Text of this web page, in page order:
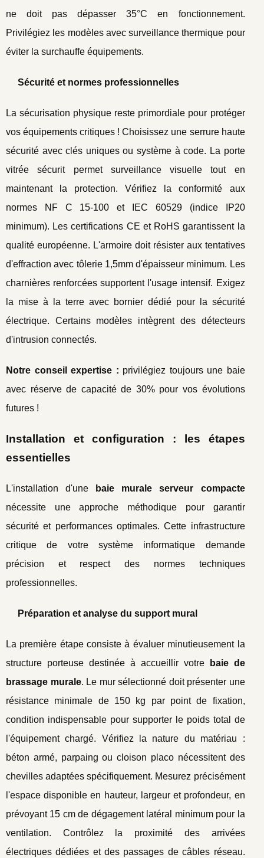
ne doit pas dépasser 35°C en fonctionnement.
Privilégiez les modèles avec surveillance thermique pour
éviter la surchauffe équipements.
Sécurité et normes professionnelles
La sécurisation physique reste primordiale pour protéger
vos équipements critiques ! Choisissez une serrure haute
sécurité avec clés uniques ou système à code. La porte
vitrée sécurit permet surveillance visuelle tout en
maintenant la protection. Vérifiez la conformité aux
normes NF C 15-100 et IEC 60529 (indice IP20
minimum). Les certifications CE et RoHS garantissent la
qualité européenne. L'armoire doit résister aux tentatives
d'effraction avec tôlerie 1,5mm d'épaisseur minimum. Les
charnières renforcées supportent l'usage intensif. Exigez
la mise à la terre avec bornier dédié pour la sécurité
électrique. Certains modèles intègrent des détecteurs
d'intrusion connectés.
Notre conseil expertise : privilégiez toujours une baie
avec réserve de capacité de 30% pour vos évolutions
futures !
Installation et configuration : les étapes
essentielles
L'installation d'une
baie murale serveur compacte
nécessite une approche méthodique pour garantir
sécurité et performances optimales. Cette infrastructure
critique de votre système informatique demande
précision et respect des normes techniques
professionnelles.
Préparation et analyse du support mural
La première étape consiste à évaluer minutieusement la
structure porteuse destinée à accueillir votre
baie de
brassage murale. Le mur sélectionné doit présenter une
résistance minimale de 150 kg par point de fixation,
condition indispensable pour supporter le poids total de
l'équipement chargé. Vérifiez la nature du matériau :
béton armé, parpaing ou cloison placo nécessitent des
chevilles adaptées spécifiquement. Mesurez précisément
l'espace disponible en hauteur, largeur et profondeur, en
prévoyant 15 cm de dégagement latéral minimum pour la
ventilation. Contrôlez la proximité des arrivées
électriques dédiées et des passages de câbles réseau.